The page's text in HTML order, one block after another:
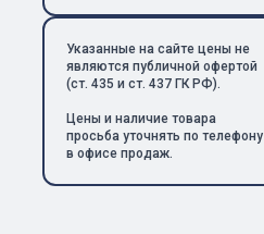
Указанные на сайте цены не
являются публичной офертой
(ст. 435 и ст. 437 ГК РФ).
Цены и наличие товара
просьба уточнять по телефону
в офисе продаж.